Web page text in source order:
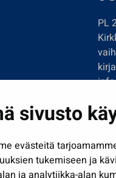
sivusto
evästeitä
tukemiseen ja
ja analytiikka-alan
PL